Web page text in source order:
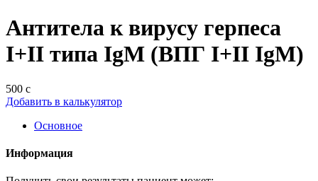
Антитела к вирусу герпеса
I+II типа IgM (ВПГ I+II IgM)
500 с
Добавить в калькулятор
Основное
Информация